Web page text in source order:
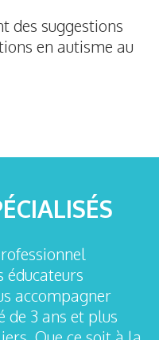
des suggestions
en autisme au
accompagner
de 3 ans et plus